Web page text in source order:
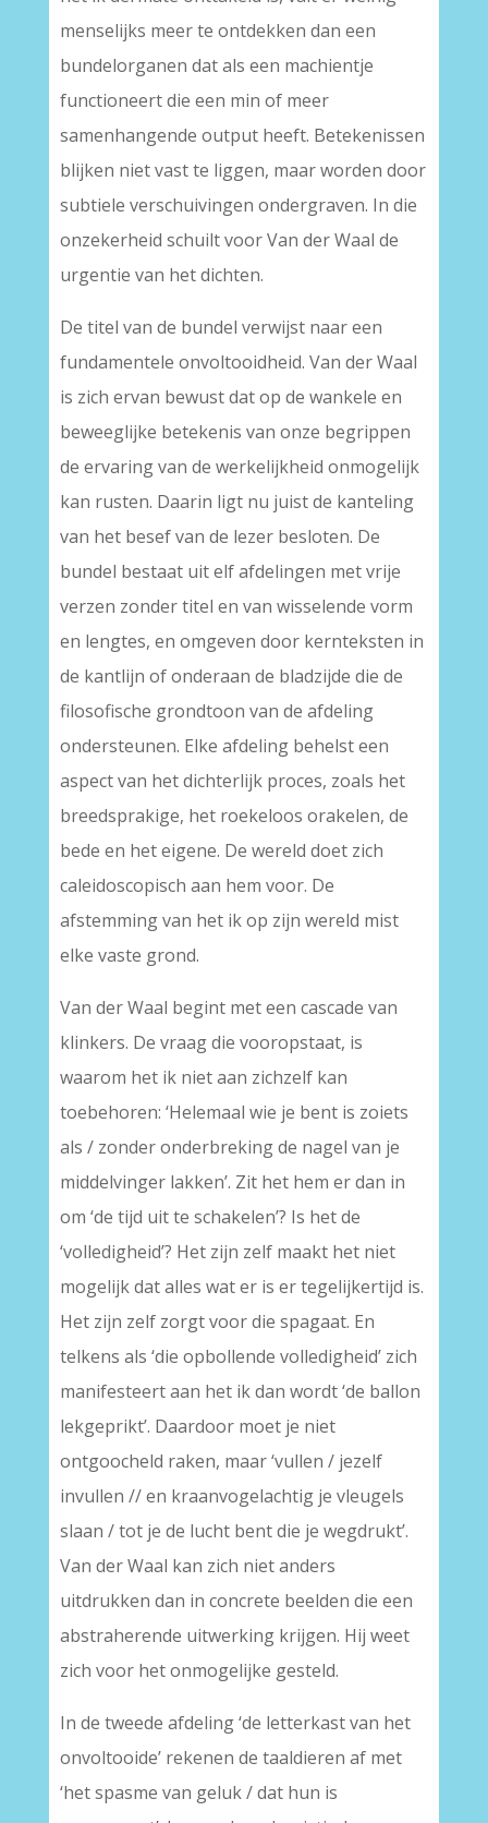
menselijks meer te ontdekken dan een
bundelorganen dat als een machientje
functioneert die een min of meer
samenhangende output heeft. Betekenissen
blijken niet vast te liggen, maar worden door
subtiele verschuivingen ondergraven. In die
onzekerheid schuilt voor Van der Waal de
urgentie van het dichten.
De titel van de bundel verwijst naar een
fundamentele onvoltooidheid. Van der Waal
is zich ervan bewust dat op de wankele en
beweeglijke betekenis van onze begrippen
de ervaring van de werkelijkheid onmogelijk
kan rusten. Daarin ligt nu juist de kanteling
van het besef van de lezer besloten. De
bundel bestaat uit elf afdelingen met vrije
verzen zonder titel en van wisselende vorm
en lengtes, en omgeven door kernteksten in
de kantlijn of onderaan de bladzijde die de
filosofische grondtoon van de afdeling
ondersteunen. Elke afdeling behelst een
aspect van het dichterlijk proces, zoals het
breedsprakige, het roekeloos orakelen, de
bede en het eigene. De wereld doet zich
caleidoscopisch aan hem voor. De
afstemming van het ik op zijn wereld mist
elke vaste grond.
Van der Waal begint met een cascade van
klinkers. De vraag die vooropstaat, is
waarom het ik niet aan zichzelf kan
toebehoren: ‘Helemaal wie je bent is zoiets
als / zonder onderbreking de nagel van je
middelvinger lakken’. Zit het hem er dan in
om ‘de tijd uit te schakelen’? Is het de
‘volledigheid’? Het zijn zelf maakt het niet
mogelijk dat alles wat er is er tegelijkertijd is.
Het zijn zelf zorgt voor die spagaat. En
telkens als ‘die opbollende volledigheid’ zich
manifesteert aan het ik dan wordt ‘de ballon
lekgeprikt’. Daardoor moet je niet
ontgoocheld raken, maar ‘vullen / jezelf
invullen // en kraanvogelachtig je vleugels
slaan / tot je de lucht bent die je wegdrukt’.
Van der Waal kan zich niet anders
uitdrukken dan in concrete beelden die een
abstraherende uitwerking krijgen. Hij weet
zich voor het onmogelijke gesteld.
In de tweede afdeling ‘de letterkast van het
onvoltooide’ rekenen de taaldieren af met
‘het spasme van geluk / dat hun is